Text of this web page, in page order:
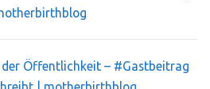
Öffentlichkeit – #Gastbeitrag